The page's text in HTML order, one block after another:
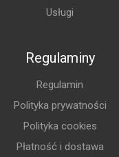
Usługi
Regulaminy
Regulamin
Polityka prywatności
Polityka cookies
Płatność i dostawa